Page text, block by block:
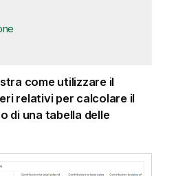
come utilizzare il
relativi per calcolare il
di una tabella delle